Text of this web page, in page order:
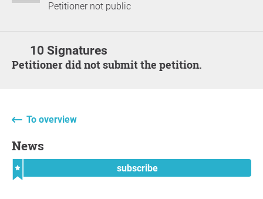
Petitioner not public
10 Signatures
Petitioner did not submit the petition.
To overview
News
subscribe